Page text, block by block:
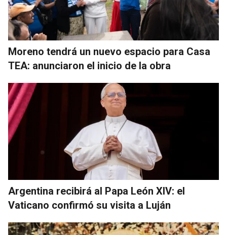
Moreno tendrá un nuevo espacio para Casa
TEA: anunciaron el inicio de la obra
Argentina recibirá al Papa León XIV: el
Vaticano confirmó su visita a Luján